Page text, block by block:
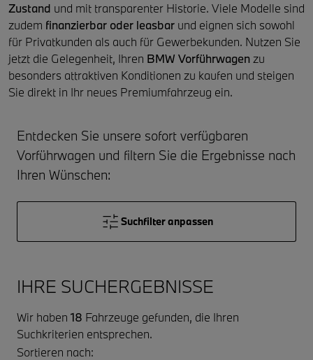
Zustand und mit transparenter Historie. Viele Modelle sind
zudem finanzierbar oder leasbar und eignen sich sowohl
für Privatkunden als auch für Gewerbekunden. Nutzen Sie
jetzt die Gelegenheit, Ihren BMW Vorführwagen zu
besonders attraktiven Konditionen zu kaufen und steigen
Sie direkt in Ihr neues Premiumfahrzeug ein.
Entdecken Sie unsere sofort verfügbaren
Vorführwagen und filtern Sie die Ergebnisse nach
Ihren Wünschen:
Suchfilter anpassen
IHRE SUCHERGEBNISSE
Wir haben 18 Fahrzeuge gefunden, die Ihren
Suchkriterien entsprechen.
Sortieren nach: